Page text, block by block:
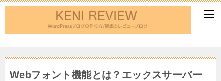
Webフォント機能とは？エックスサーバー